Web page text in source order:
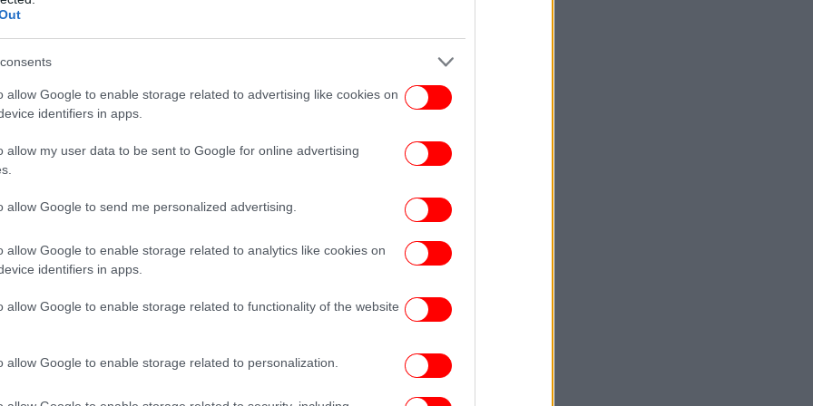
allow Google to enable storage related to advertising like cookies on
identifiers in apps.
allow my user data to be sent to Google for online advertising
allow Google to send me personalized advertising.
allow Google to enable storage related to analytics like cookies on
identifiers in apps.
allow Google to enable storage related to functionality of the website
allow Google to enable storage related to personalization.
την αγορά, εν μέρει επειδή η κρίση
αποτελεί πλέον έναν καυτό
χρήματα.
χρυσές βίζες το 2013, προσελκύοντας
και τη Μέση Ανατολή. Εντούτοις, η
η άνοδος στις τιμές των ακινήτων
πλήττονται. Οι οικογένειες
να ανακάμψουν από την κρίση και
από τις γειτονιές της
από τις επενδυτικές
Πέθανε ο μουσικός παραγωγός Γουίλιαμ
το εμβληματικό άλμπουμ «Ray of Light»
Θεσσαλονίκη: Οι αλλαγές στις
λεωφορειακές γραμμές που θα ισχύσουν
με τη λειτουργία της επέκτασης του Μετρό
Σύκα στο ψυγείο ή εκτός; Ο σωστός τρόπος
Συνελήφθη 35χρονος αλλοδαπός για